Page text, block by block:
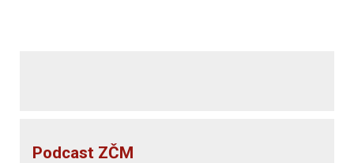
Podcast ZČM